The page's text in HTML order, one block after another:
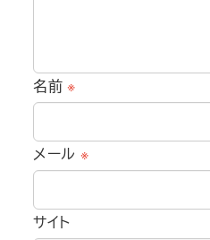
名前※
メール ※
サイト